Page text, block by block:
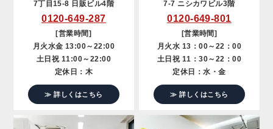
7丁目15-8 日販ビル4階
0120-649-287
[営業時間]
月火水金 13:00～22:00
土日祝 11:00～22:00
定休日：木
≫ 詳しくはこちら
7-7 ニシカワビル3階
0120-649-801
[営業時間]
月火水 13：00～22：00
土日祝 11：30～22：00
定休日：水・金
≫ 詳しくはこちら